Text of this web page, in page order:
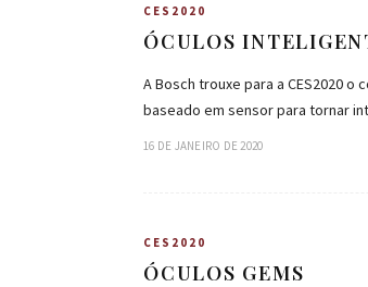
CES2020
ÓCULOS
A Bosch trouxe para a CES2020
baseado em sensor para tornar
16 DE JANEIRO DE 2020
CES2020
ÓCULOS GEMS